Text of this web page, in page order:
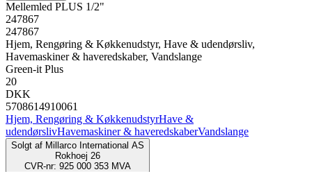
Mellemled PLUS 1/2"
247867
247867
Hjem, Rengøring & Køkkenudstyr, Have & udendørsliv,
Havemaskiner & haveredskaber, Vandslange
Green-it Plus
20
DKK
5708614910061
Hjem, Rengøring & KøkkenudstyrHave &
udendørslivHavemaskiner & haveredskaberVandslange
Solgt af Millarco International AS
Rokhoej 26
CVR-nr: 925 000 353 MVA